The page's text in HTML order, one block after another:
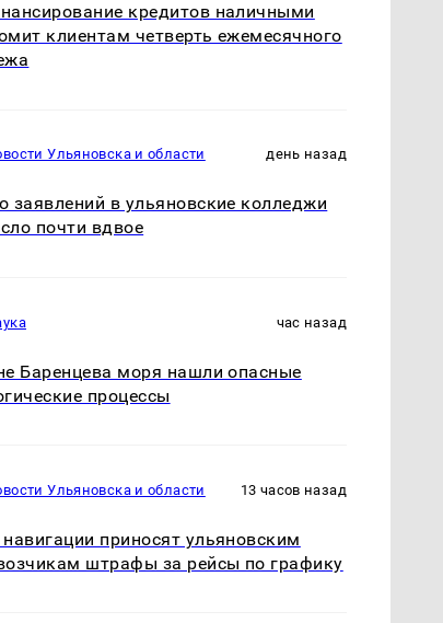
кредитов наличными
клиентам четверть ежемесячного
Ульяновска и области день назад
заявлений в ульяновские колледжи
почти вдвое
час назад
Баренцева моря нашли опасные
процессы
Ульяновска и области 13 часов назад
приносят ульяновским
штрафы за рейсы по графику